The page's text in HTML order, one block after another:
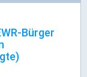
Bürger